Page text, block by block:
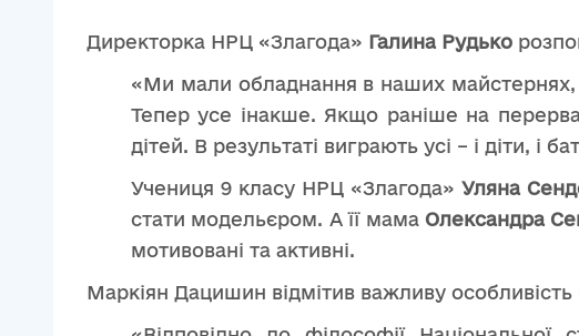
Директорка НРЦ «Злагода» Галина Рудько
«Ми мали обладнання в наших майстернях,
Тепер усе інакше. Якщо раніше на
дітей. В результаті виграють усі – і діти, і
Учениця 9 класу НРЦ «Злагода»Уляна
стати модельєром. А її мама Олександра
мотивовані та активні.
Маркіян Дацишин відмітив важливу